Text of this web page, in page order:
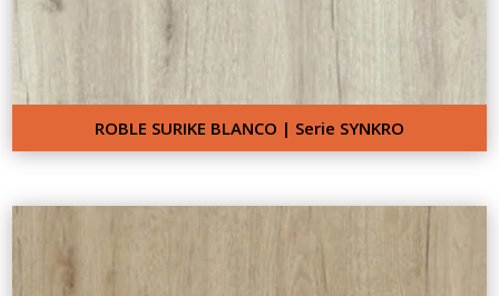
ROBLE SURIKE BLANCO | Serie SYNKRO